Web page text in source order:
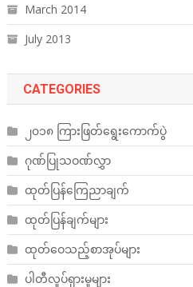
March 2014
July 2013
CATEGORIES
၂၀၁၈ ကြားဖြတ်ရွေးကောက်ပွဲ
ဂုဏ်ပြုသဝဏ်လွှာ
ထုတ်ပြန်ကြေညာချက်
ထုတ်ပြန်ချက်များ
ထုတ်ဝေသည့်စာအုပ်များ
ပါတီလှုပ်ရှားမှုများ